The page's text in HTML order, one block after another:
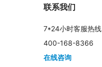
联系我们
7*24小时客服热线
400-168-8366
在线咨询